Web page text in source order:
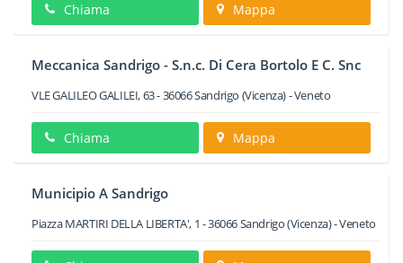
Chiama Mappa
Meccanica Sandrigo - S.n.c. Di Cera Bortolo E C. Snc
VLE GALILEO GALILEI, 63-36066Sandrigo (Vicenza) -Veneto
Chiama Mappa
Municipio A Sandrigo
Piazza MARTIRI DELLA LIBERTA', 1 -36066Sandrigo(Vicenza) -Veneto